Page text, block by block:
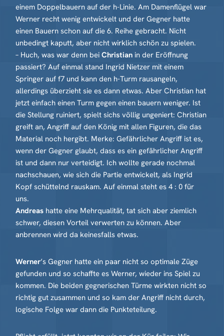
einem Doppelbauern auf der h-Linie. Am Damenflügel war
Werner recht wenig entwickelt und der Gegner hatte
einen Bauern schon auf die 6. Reihe gebracht. Nicht
unbedingt kaputt, aber nicht wirklich schön zu spielen.
– Huch, was war denn bei Christian in der Eröffnung
passiert? Auf einmal stand Ingrid Nietzer mit einem
Springer auf f7 und kann den h-Turm rausangeln,
allerdings überzieht sie es dann etwas. Aber Christian hat
jetzt einfach einen Turm gegen einen bauern weniger. Ist
die Stellung ruiniert, spielt sichs völlig ungeniert: Christian
greift an, Angriff auf den König mit allen Figuren, die das
Material noch hergibt. Merke: Gefährlicher Angriff ist es,
wenn der Gegner glaubt, dass es ein gefährlicher Angriff
ist und dann nur verteidigt. Ich wollte gerade nochmal
nachschauen, wie sich die Partie entwickelt, als Ingrid
Kopf schüttelnd rauskam. Auf einmal steht es 4 : 0 für
uns.
Andreas hatte eine Mehrqualität, tat sich aber ziemlich
schwer, diesen Vorteil verwerten zu können. Aber
anbrennen wird da keinesfalls etwas.
Werner’s Gegner hatte ein paar nicht so optimale Züge
gefunden und so schaffte es Werner, wieder ins Spiel zu
kommen. Die beiden gegnerischen Türme wirkten nicht so
richtig gut zusammen und so kam der Angriff nicht durch,
logische Folge war dann die Punkteteilung.